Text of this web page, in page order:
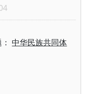
：中华民族共同体